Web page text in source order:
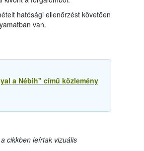
hatósági ellenőrzést követően
van.
a Nébih" című közlemény
cikkben leírtak vizuális